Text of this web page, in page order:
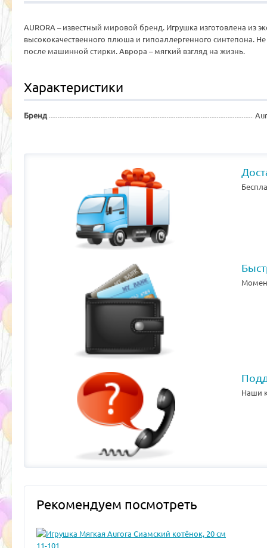
AURORA – известный мировой бренд. Игрушка изготовлена из
высококачественного плюшa и гипoaллepгeнного cинтепoна.
после машинной стирки. Аврора – мягкий взгляд на жизнь.
Характеристики
Бренд
Наши
Рекомендуем посмотреть